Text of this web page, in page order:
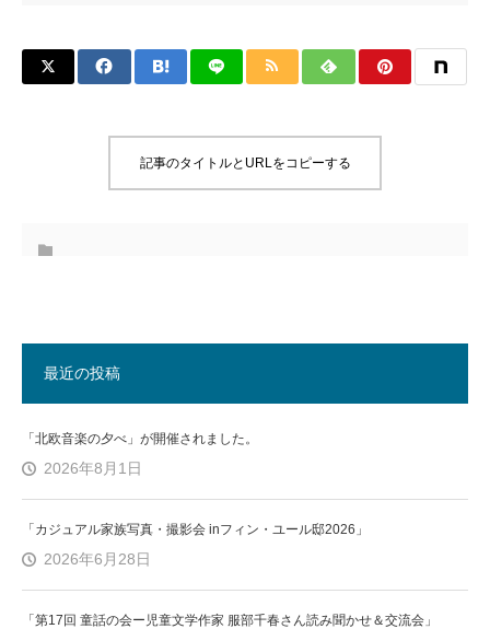
記事のタイトルとURLをコピーする
最近の投稿
「北欧音楽の夕べ」が開催されました。
2026年8月1日
「カジュアル家族写真・撮影会 inフィン・ユール邸2026」
2026年6月28日
「第17回 童話の会ー児童文学作家 服部千春さん読み聞かせ＆交流会」